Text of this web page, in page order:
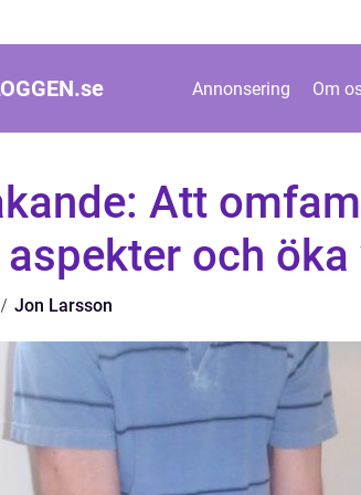
se Annonsering Om
Att
och
Jon Larsson